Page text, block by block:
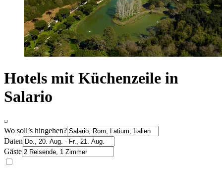
Hotels mit Küchenzeile in
Salario
Wo soll’s hingehen?
Daten
Gäste